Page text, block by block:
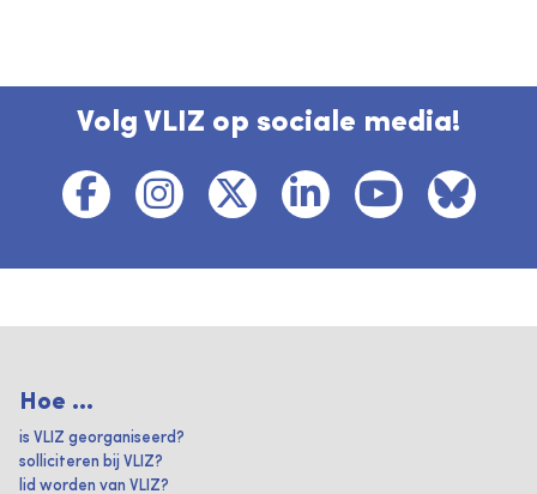
Volg VLIZ op sociale media!
Hoe ...
is VLIZ georganiseerd?
solliciteren bij VLIZ?
lid worden van VLIZ?